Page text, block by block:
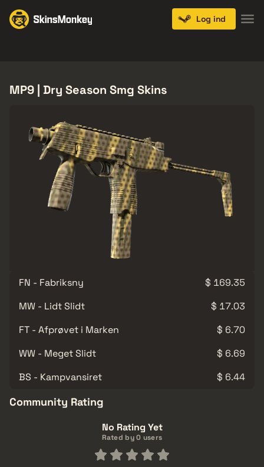
Log ind
MP9 | Dry Season Smg Skins
FN - Fabriksny
$ 169.35
MW - Lidt Slidt
$ 17.03
FT - Afprøvet i Marken
$ 6.70
WW - Meget Slidt
$ 6.69
BS - Kampvansiret
$ 6.44
Community Rating
No Rating Yet
Rated by 0 users